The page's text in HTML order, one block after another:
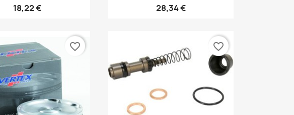
18,22 € 28,34 €
favorite_border favorite_border